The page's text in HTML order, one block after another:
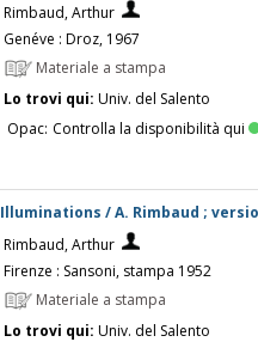
Rimbaud, Arthur
Genéve : Droz, 1967
Materiale a stampa
Lo trovi qui: Univ. del Salento
Opac: Controlla la disponibilità qui
Illuminations / A. Rimbaud ;
Rimbaud, Arthur
Firenze : Sansoni, stampa 1952
Materiale a stampa
Lo trovi qui: Univ. del Salento